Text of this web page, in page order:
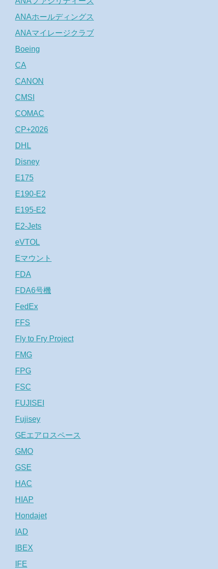
ANAホールディングス
ANAマイレージクラブ
Boeing
CA
CANON
CMSI
COMAC
CP+2026
DHL
Disney
E175
E190-E2
E195-E2
E2-Jets
eVTOL
Eマウント
FDA
FDA6号機
FedEx
FFS
Fly to Fry Project
FMG
FPG
FSC
FUJISEI
Fujisey
GEエアロスペース
GMO
GSE
HAC
HIAP
Hondajet
IAD
IBEX
IFE